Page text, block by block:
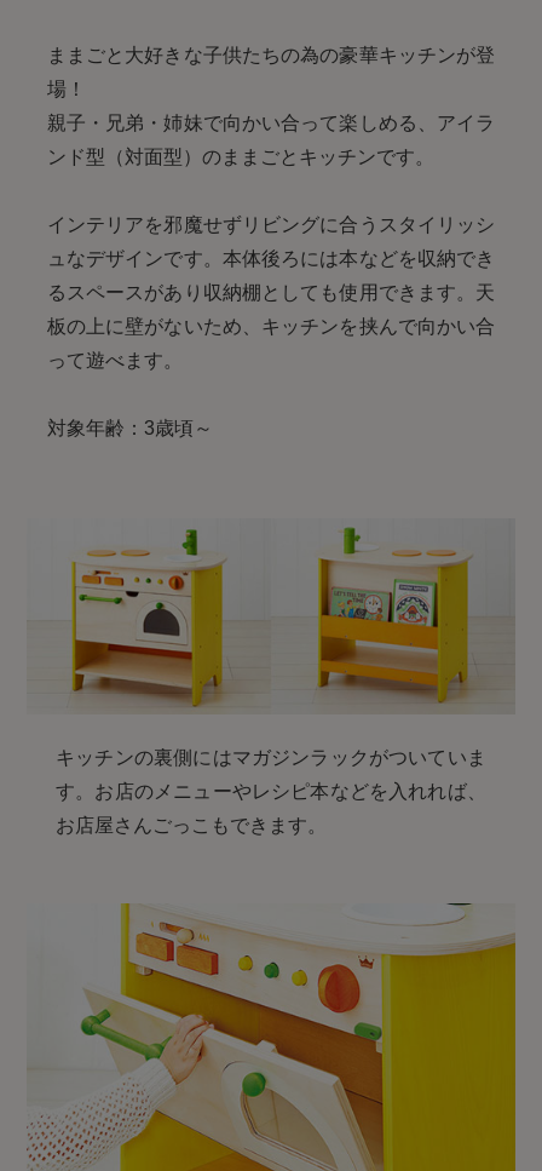
ままごと大好きな子供たちの為の豪華キッチンが登
場！
親子・兄弟・姉妹で向かい合って楽しめる、アイラ
ンド型（対面型）のままごとキッチンです。
インテリアを邪魔せずリビングに合うスタイリッシ
ュなデザインです。本体後ろには本などを収納でき
るスペースがあり収納棚としても使用できます。天
板の上に壁がないため、キッチンを挟んで向かい合
って遊べます。
対象年齢：3歳頃～
キッチンの裏側にはマガジンラックがついていま
す。お店のメニューやレシピ本などを入れれば、
お店屋さんごっこもできます。